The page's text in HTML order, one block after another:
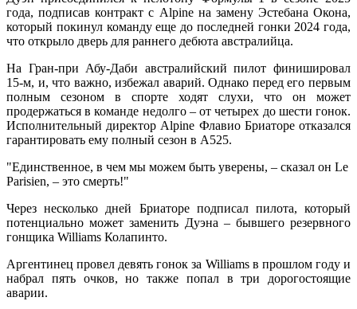
года, подписав контракт с Alpine на замену Эстебана Окона,
который покинул команду еще до последней гонки 2024 года,
что открыло дверь для раннего дебюта австралийца.
На Гран-при Абу-Даби австралийский пилот финишировал
15-м, и, что важно, избежал аварий. Однако перед его первым
полным сезоном в спорте ходят слухи, что он может
продержаться в команде недолго – от четырех до шести гонок.
Исполнительный директор Alpine Флавио Бриаторе отказался
гарантировать ему полный сезон в A525.
"Единственное, в чем мы можем быть уверены, – сказал он Le
Parisien, – это смерть!"
Через несколько дней Бриаторе подписал пилота, который
потенциально может заменить Дуэна – бывшего резервного
гонщика Williams Колапинто.
Аргентинец провел девять гонок за Williams в прошлом году и
набрал пять очков, но также попал в три дорогостоящие
аварии.